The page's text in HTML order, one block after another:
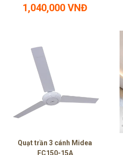
1,040,000 VNĐ
Quạt trần 3 cánh Midea
FC150-15A